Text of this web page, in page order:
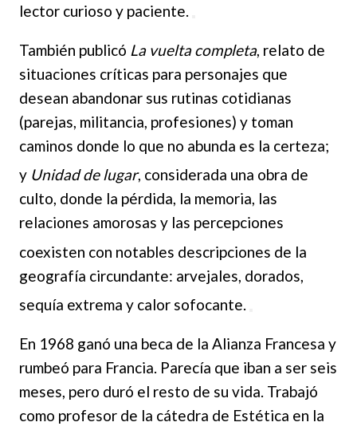
lector curioso y paciente.
También publicó La vuelta completa, relato de
situaciones críticas para personajes que
desean abandonar sus rutinas cotidianas
(parejas, militancia, profesiones) y toman
caminos donde lo que no abunda es la certeza;
y Unidad de lugar, considerada una obra de
culto, donde la pérdida, la memoria, las
relaciones amorosas y las percepciones
coexisten con notables descripciones de la
geografía circundante: arvejales, dorados,
sequía extrema y calor sofocante.
En 1968 ganó una beca de la Alianza Francesa y
rumbeó para Francia. Parecía que iban a ser seis
meses, pero duró el resto de su vida. Trabajó
como profesor de la cátedra de Estética en la